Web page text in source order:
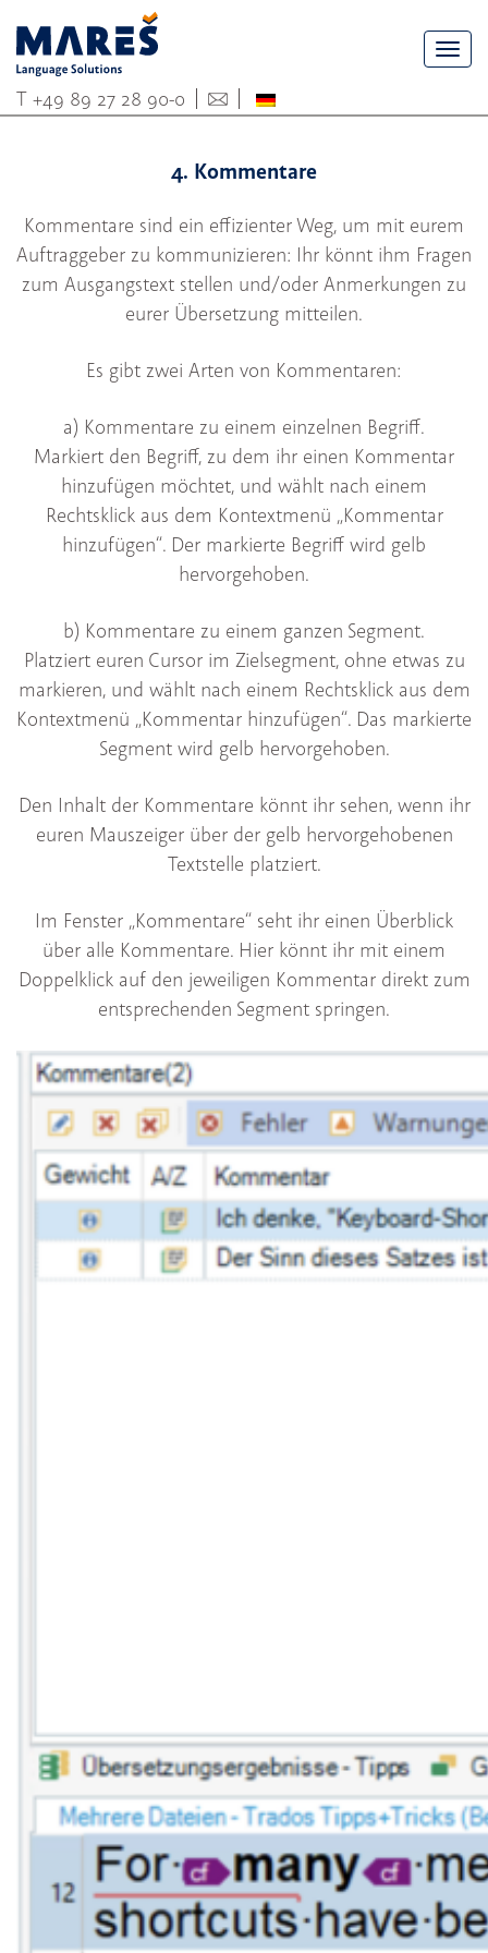
T +49 89 27 28 90-0
4. Kommentare
Kommentare sind ein effizienter Weg, um mit eurem
Auftraggeber zu kommunizieren: Ihr könnt ihm Fragen
zum Ausgangstext stellen und/oder Anmerkungen zu
eurer Übersetzung mitteilen.
Es gibt zwei Arten von Kommentaren:
a) Kommentare zu einem einzelnen Begriff.
Markiert den Begriff, zu dem ihr einen Kommentar
hinzufügen möchtet, und wählt nach einem
Rechtsklick aus dem Kontextmenü „Kommentar
hinzufügen“. Der markierte Begriff wird gelb
hervorgehoben.
b) Kommentare zu einem ganzen Segment.
Platziert euren Cursor im Zielsegment, ohne etwas zu
markieren, und wählt nach einem Rechtsklick aus dem
Kontextmenü „Kommentar hinzufügen“. Das markierte
Segment wird gelb hervorgehoben.
Den Inhalt der Kommentare könnt ihr sehen, wenn ihr
euren Mauszeiger über der gelb hervorgehobenen
Textstelle platziert.
Im Fenster „Kommentare“ seht ihr einen Überblick
über alle Kommentare. Hier könnt ihr mit einem
Doppelklick auf den jeweiligen Kommentar direkt zum
entsprechenden Segment springen.